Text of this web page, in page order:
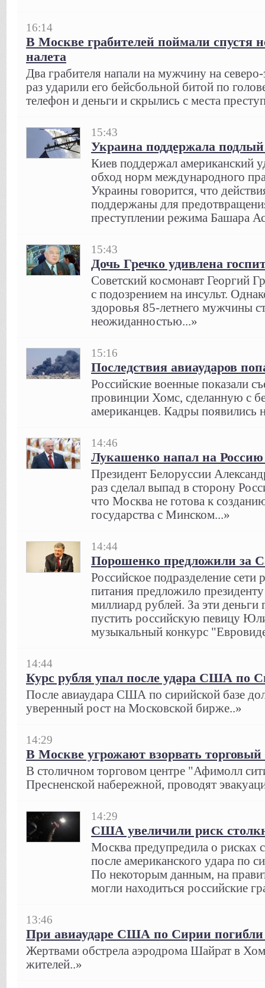
16:14
В Москве грабителей поймали спустя
налета
Два грабителя напали на мужчину на
раз ударили его бейсбольной битой по
телефон и деньги и скрылись с места
15:43
Украина поддержала
Киев поддержал американский
обход норм международного
Украины говорится, что
поддержаны для
преступлении режима Башара
15:43
Дочь Гречко удивлена
Советский космонавт Георгий
с подозрением на инсульт.
здоровья 85-летнего мужчины
неожиданностью...»
15:16
Последствия авиаударов
Российские военные показали
провинции Хомс, сделанную с
американцев. Кадры появились
14:46
Лукашенко напал на
Президент Белоруссии
раз сделал выпад в сторону
что Москва не готова к
государства с Минском...»
14:44
Порошенко предложили за
Российское подразделение сети
питания предложило
миллиард рублей. За эти деньги
пустить российскую певицу
музыкальный конкурс
14:44
Курс рубля упал после удара США по
После авиаудара США по сирийской базе
уверенный рост на Московской бирже..»
14:29
В Москве угрожают взорвать торговый
В столичном торговом центре "Афимолл
Пресненской набережной, проводят
14:29
США увеличили риск
Москва предупредила о
после американского удара по
По некоторым данным, на
могли находиться российские
13:46
При авиаударе США по Сирии погибли
Жертвами обстрела аэродрома Шайрат в
жителей..»